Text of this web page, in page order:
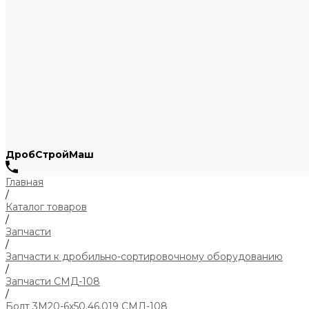
ДробСтройМаш
Главная
/
Каталог товаров
/
Запчасти
/
Запчасти к дробильно-сортировочному оборудованию
/
Запчасти СМД-108
/
Болт 3М20-6х50.46.019 СМД-108